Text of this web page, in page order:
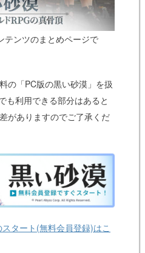
テンツのまとめページで
の「PC版の黒い砂漠」を扱
も利用できる部分はあると
がありますのでご了承くだ
タート(無料会員登録)はこ